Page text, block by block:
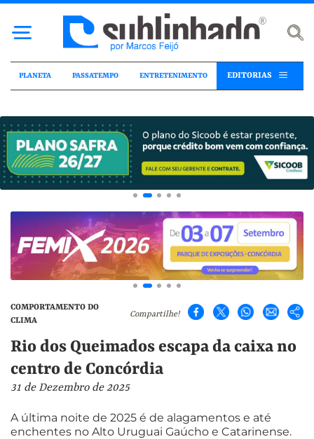
PLANETA PASSATEMPO ENTRETENIMENTO EDITORIAS
COMPORTAMENTO DO
CLIMA
Compartilhe!
Rio dos Queimados escapa da caixa no
centro de Concórdia
31 de Dezembro de 2025
A última noite de 2025 é de alagamentos e até
enchentes no Alto Uruguai Gaúcho e Catarinense.